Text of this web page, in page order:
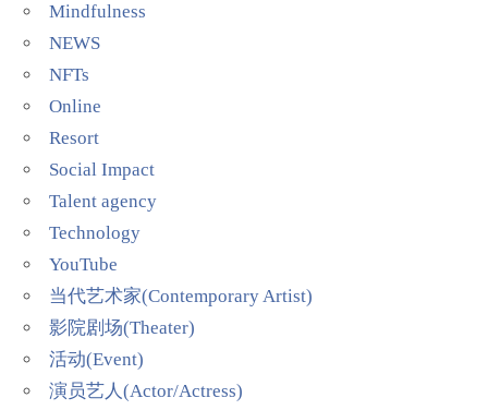
Mindfulness
NEWS
NFTs
Online
Resort
Social Impact
Talent agency
Technology
YouTube
当代艺术家(Contemporary Artist)
影院剧场(Theater)
活动(Event)
演员艺人(Actor/Actress)